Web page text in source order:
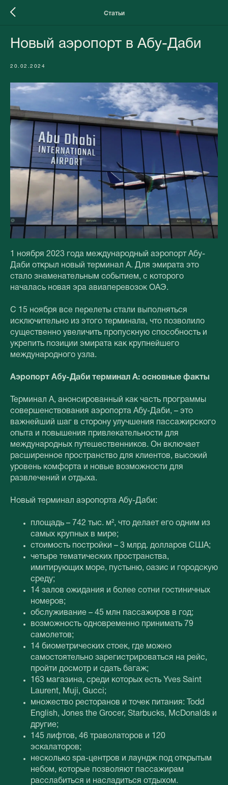
Статьи
Новый аэропорт в Абу-Даби
20.02.2024
1 ноября 2023 года международный аэропорт Абу-
Даби открыл новый терминал А. Для эмирата это
стало знаменательным событием, с которого
началась новая эра авиаперевозок ОАЭ.
С 15 ноября все перелеты стали выполняться
исключительно из этого терминала, что позволило
существенно увеличить пропускную способность и
укрепить позиции эмирата как крупнейшего
международного узла.
Аэропорт Абу-Даби терминал А: основные факты
Терминал А, анонсированный как часть программы
совершенствования аэропорта Абу-Даби, – это
важнейший шаг в сторону улучшения пассажирского
опыта и повышения привлекательности для
международных путешественников. Он включает
расширенное пространство для клиентов, высокий
уровень комфорта и новые возможности для
развлечений и отдыха.
Новый терминал аэропорта Абу-Даби:
площадь – 742 тыс. м², что делает его одним из
самых крупных в мире;
стоимость постройки – 3 млрд. долларов США;
четыре тематических пространства,
имитирующих море, пустыню, оазис и городскую
среду;
14 залов ожидания и более сотни гостиничных
номеров;
обслуживание – 45 млн пассажиров в год;
возможность одновременно принимать 79
самолетов;
14 биометрических стоек, где можно
самостоятельно зарегистрироваться на рейс,
пройти досмотр и сдать багаж;
163 магазина, среди которых есть Yves Saint
Laurent, Muji, Gucci;
множество ресторанов и точек питания: Todd
English, Jones the Grocer, Starbucks, McDonalds и
другие;
145 лифтов, 46 траволаторов и 120
эскалаторов;
несколько spa-центров и лаундж под открытым
небом, которые позволяют пассажирам
расслабиться и насладиться отдыхом.